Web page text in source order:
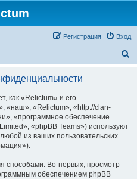
Вход
Регистрация
как «Relictum» и его
«наш», «Relictum», «http://clan-
«программное обеспечение
«phpBB Teams») используют
из ваших пользовательских
способами. Во-первых, просмотр
обеспечением phpBB